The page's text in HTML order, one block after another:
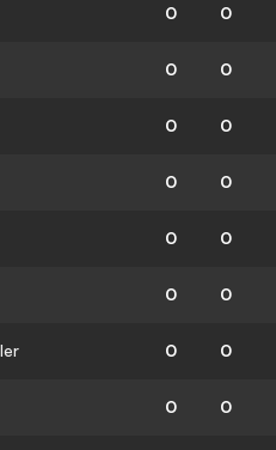
0 0
0 0
0 0
0 0
0 0
0 0
0 0
0 0